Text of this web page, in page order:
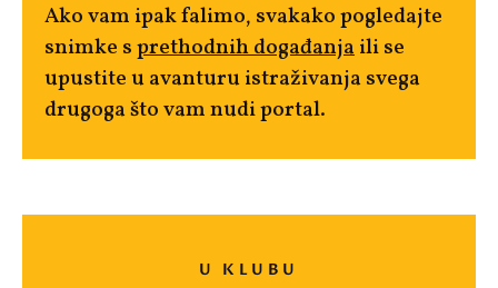
Ako vam ipak falimo, svakako pogledajte
snimke sprethodnih događanjaili se
upustite u avanturu istraživanja svega
drugoga što vam nudi portal.
U KLUBU